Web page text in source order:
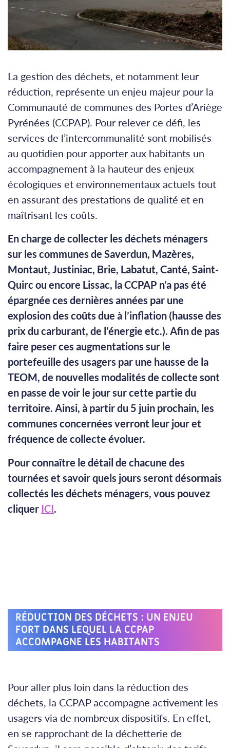
La gestion des déchets, et notamment leur
réduction, représente un enjeu majeur pour la
Communauté de communes des Portes d’Ariège
Pyrénées (CCPAP). Pour relever ce défi, les
services de l’intercommunalité sont mobilisés
au quotidien pour apporter aux habitants un
accompagnement à la hauteur des enjeux
écologiques et environnementaux actuels tout
en assurant des prestations de qualité et en
maîtrisant les coûts.
En charge de collecter les déchets ménagers
sur les communes de Saverdun, Mazères,
Montaut, Justiniac, Brie, Labatut, Canté, Saint-
Quirc ou encore Lissac, la CCPAP n’a pas été
épargnée ces dernières années par une
explosion des coûts due à l’inflation (hausse des
prix du carburant, de l’énergie etc.). Afin de pas
faire peser ces augmentations sur le
portefeuille des usagers par une hausse de la
TEOM, de nouvelles modalités de collecte sont
en passe de voir le jour sur cette partie du
territoire. Ainsi, à partir du 5 juin prochain, les
communes concernées verront leur jour et
fréquence de collecte évoluer.
Pour connaître le détail de chacune des
tournées et savoir quels jours seront désormais
collectés les déchets ménagers, vous pouvez
cliquer ICI.
RÉDUCTION DES DÉCHETS : UN ENJEU
FORT DANS LEQUEL LA CCPAP
ACCOMPAGNE LES HABITANTS
Pour aller plus loin dans la réduction des
déchets, la CCPAP accompagne activement les
usagers via de nombreux dispositifs. En effet,
en se rapprochant de la déchetterie de